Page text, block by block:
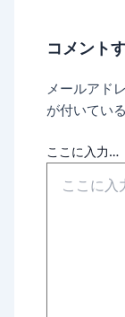
コメント
メールアド
が付いてい
ここに入力…